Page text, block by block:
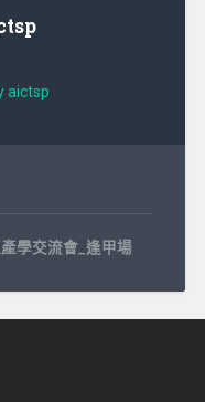
aictsp
學交流會_逢甲場